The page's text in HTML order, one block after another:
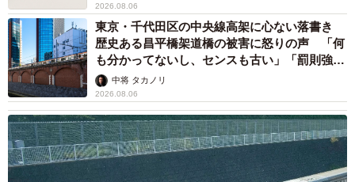
2026.08.06
東京・千代田区の中央線高架に心ない落書き
歴史ある昌平橋架道橋の被害に怒りの声 「何
も分かってないし、センスも古い」「罰則強化
して」中将 タカノリ
2026.08.06